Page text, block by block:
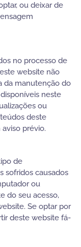
ou deixar de
no processo de
website não
da manutenção do
neste
ou
deste
prévio.
de
sofridos causados
ou
do seu acesso,
Se optar por
deste website fá-